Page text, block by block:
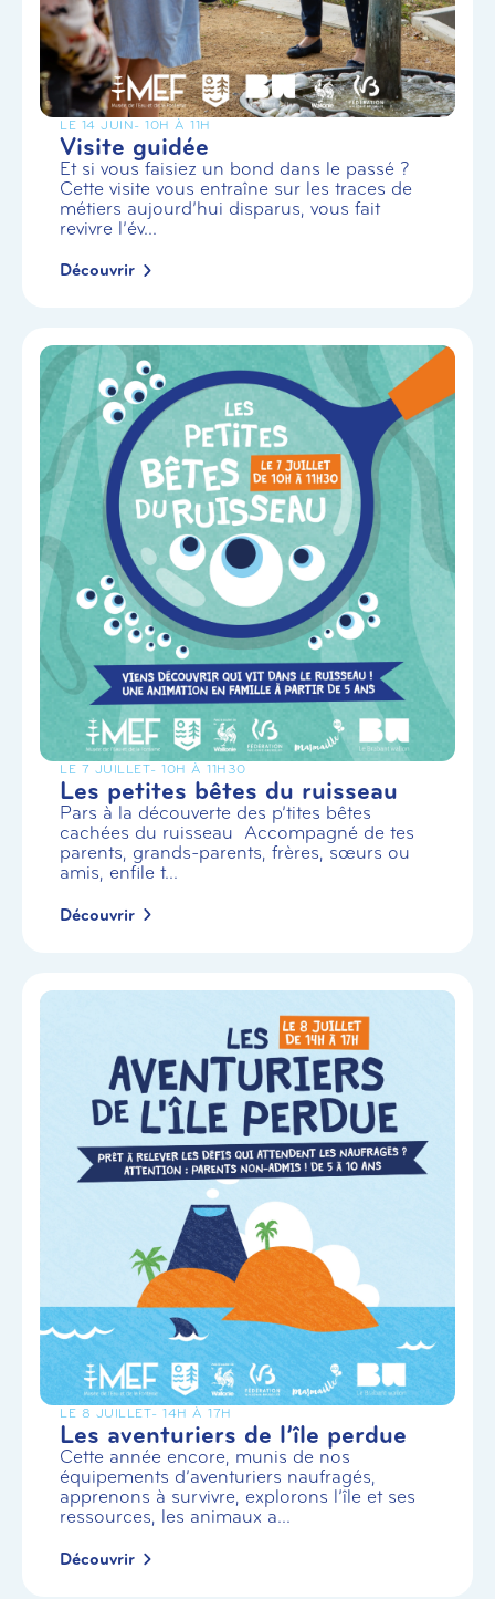
LE 14 JUIN- 10H À 11H
Visite guidée
Et si vous faisiez un bond dans le passé ?
Cette visite vous entraîne sur les traces de
métiers aujourd’hui disparus, vous fait
revivre l’év...
Découvrir
LE 7 JUILLET- 10H À 11H30
Les petites bêtes du ruisseau
Pars à la découverte des p’tites bêtes
cachées du ruisseau Accompagné de tes
parents, grands-parents, frères, sœurs ou
amis, enfile t...
Découvrir
LE 8 JUILLET- 14H À 17H
Les aventuriers de l’île perdue
Cette année encore, munis de nos
équipements d’aventuriers naufragés,
apprenons à survivre, explorons l’île et ses
ressources, les animaux a...
Découvrir